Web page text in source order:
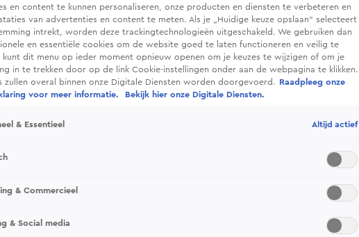
en content te kunnen personaliseren, onze producten en diensten te verbeteren en
van advertenties en content te meten. Als je „Huidige keuze opslaan” selecteert
intrekt, worden deze trackingtechnologieën uitgeschakeld. We gebruiken dan
en essentiële cookies om de website goed te laten functioneren en veilig te
kunt dit menu op ieder moment opnieuw openen om je keuzes te wijzigen of om je
in te trekken door op de link Cookie-instellingen onder aan de webpagina te klikken.
zullen overal binnen onze Digitale Diensten worden doorgevoerd.
Raadpleeg onze
voor meer informatie.
Bekijk hier onze Digitale Diensten.
& Essentieel Altijd actief
& Commercieel
& Social media